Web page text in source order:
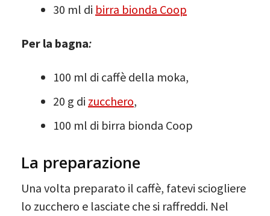
30 ml di birra bionda Coop
Per la bagna:
100 ml di caffè della moka,
20 g di zucchero,
100 ml di birra bionda Coop
La preparazione
Una volta preparato il caffè, fatevi sciogliere
lo zucchero e lasciate che si raffreddi. Nel